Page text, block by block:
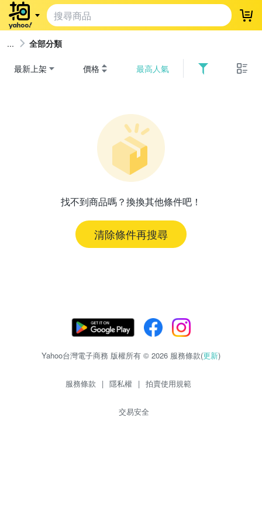
登
全部分類
最新上架 價格 最高人氣
找不到商品嗎？換換其他條件吧！
清除條件再搜尋
Yahoo台灣電子商務 版權所有 © 2026 服務條款(更新)
服務條款 | 隱私權 | 拍賣使用規範
交易安全